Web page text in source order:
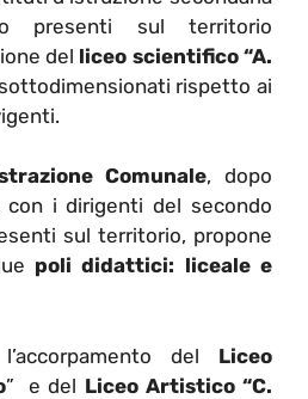
presenti sul territorio
del liceo scientifico “A.
rispetto ai
Comunale, dopo
i dirigenti del secondo
sul territorio, propone
poli didattici: liceale e
del Liceo
” e del Liceo Artistico “C.